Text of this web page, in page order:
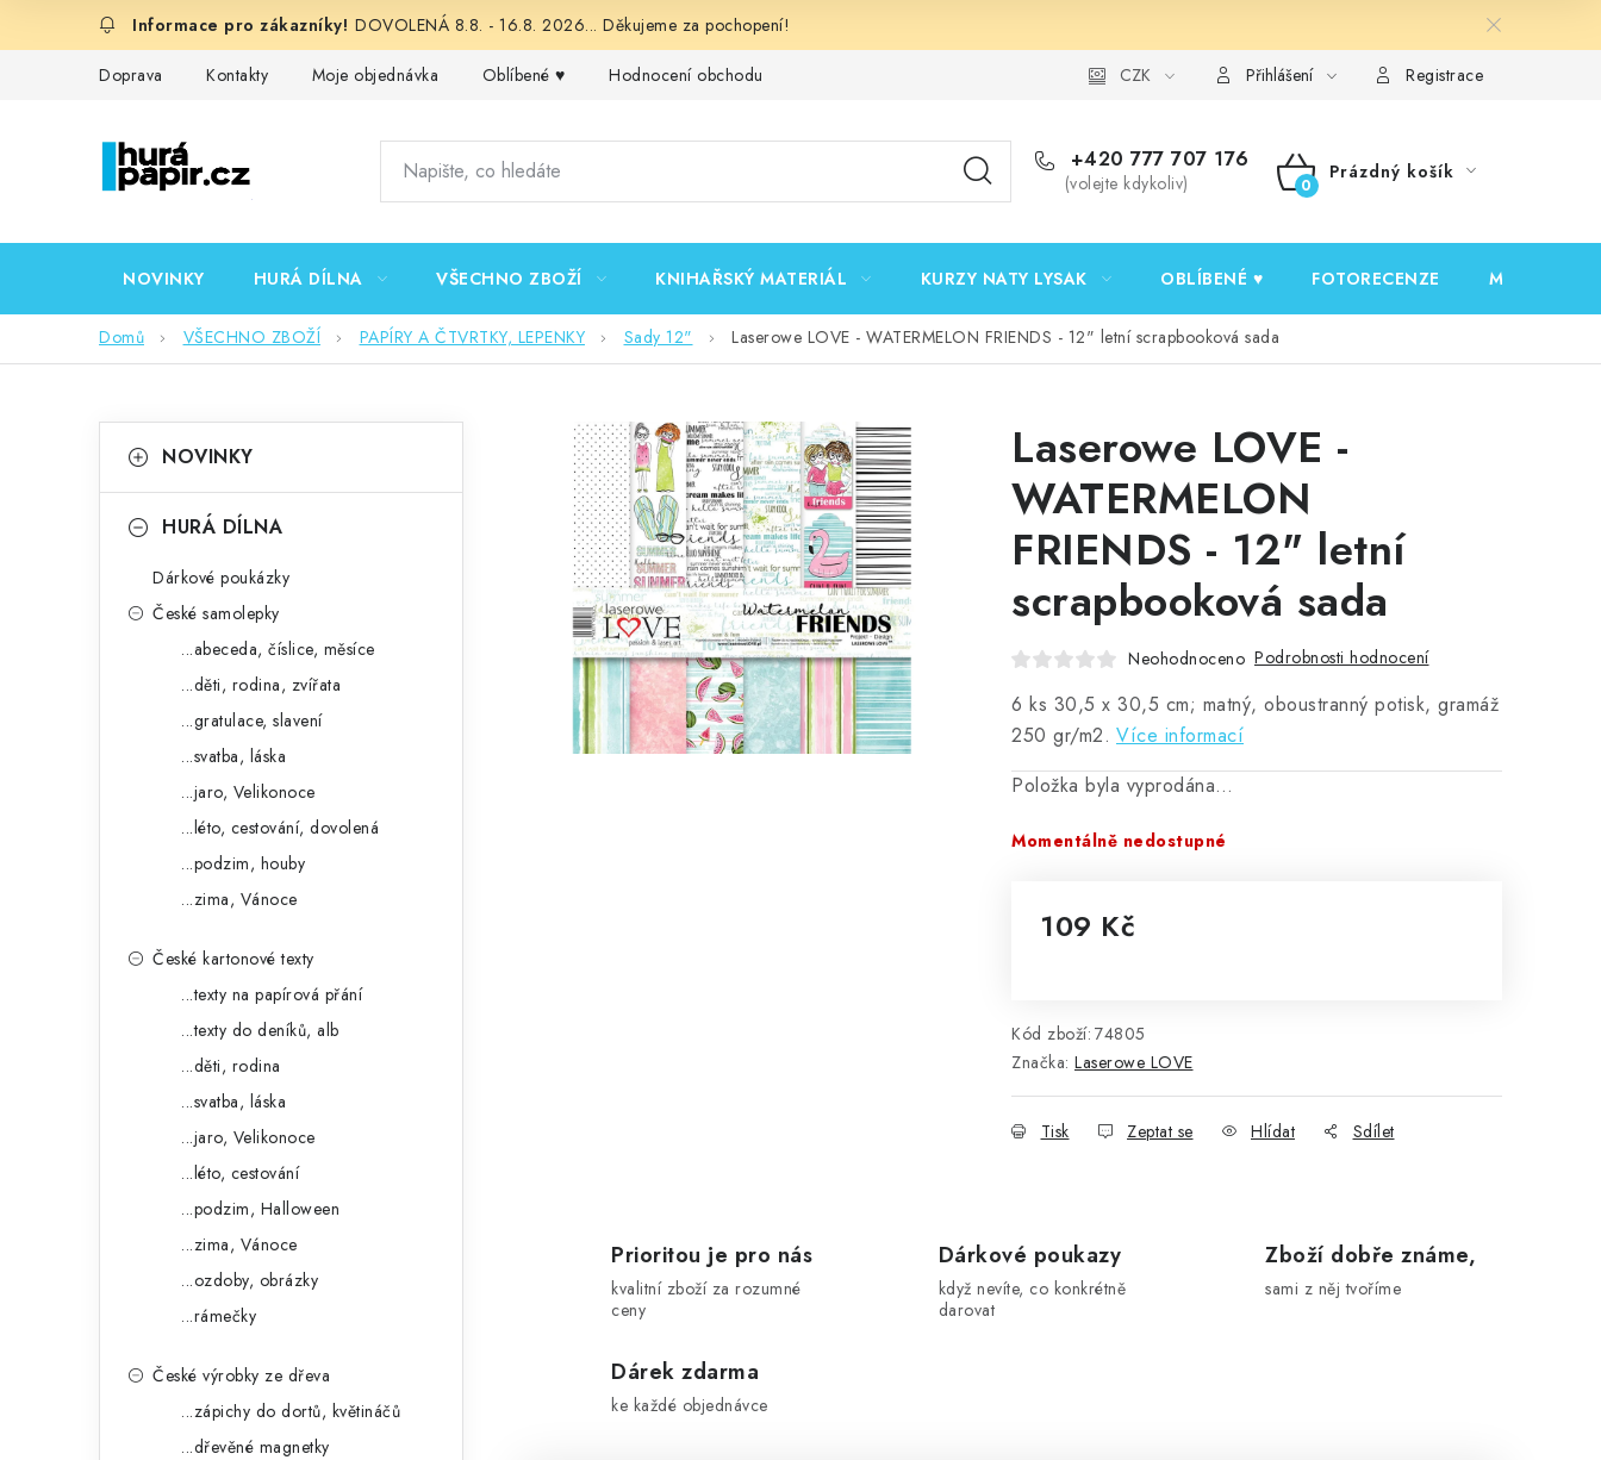
DOVOLENÁ 8.8. - 16.8. 2026... Děkujeme za pochopení!
Doprava Kontakty Moje objednávka Oblíbené ♥️ Hodnocení obchodu Podmínky ochrany osobních údajů Ověřování recenzí
CZK Přihlášení Registrace
+420 777 707 176
(volejte kdykoliv)
NÁKUPNÍ
Prázdný košík
NOVINKY HURÁ DÍLNA VŠECHNO ZBOŽÍ KNIHAŘSKÝ MATERIÁL KURZY NATY LYSAK OBLÍBENÉ ♥️ FOTORECENZE MOJE
Domů VŠECHNO ZBOŽÍ PAPÍRY A ČTVRTKY, LEPENKY Sady 12" Laserowe LOVE - WATERMELON FRIENDS - 12" letní scrapbooková sada
okategorie
a
NOVINKY
HURÁ DÍLNA
Dárkové poukázky
České samolepky
...abeceda, číslice, měsíce
...děti, rodina, zvířata
...gratulace, slavení
...svatba, láska
...jaro, Velikonoce
...léto, cestování, dovolená
...podzim, houby
...zima, Vánoce
České kartonové texty
...texty na papírová přání
...texty do deníků, alb
...děti, rodina
...svatba, láska
...jaro, Velikonoce
...léto, cestování
...podzim, Halloween
...zima, Vánoce
...ozdoby, obrázky
...rámečky
České výrobky ze dřeva
...zápichy do dortů, květináčů
...dřevěné magnetky
Laserowe LOVE -
WATERMELON
FRIENDS - 12" letní
scrapbooková sada
Neohodnoceno Podrobnosti hodnocení
6 ks 30,5 x 30,5 cm; matný, oboustranný potisk, gramáž
250 gr/m2. Více informací
Položka byla vyprodána…
Momentálně nedostupné
109 Kč
Kód zboží: 74805
Značka: Laserowe LOVE
Tisk Zeptat se Hlídat Sdílet
Prioritou je pro nás
kvalitní zboží za rozumné
ceny
Dárkové poukazy
když nevíte, co konkrétně
darovat
Zboží dobře známe,
sami z něj tvoříme
Dárek zdarma
ke každé objednávce